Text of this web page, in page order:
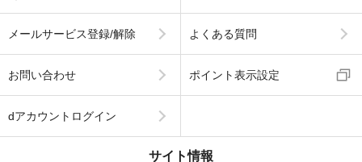
メールサービス登録/解除 よくある質問
お問い合わせ ポイント表示設定
dアカウントログイン
サイト情報